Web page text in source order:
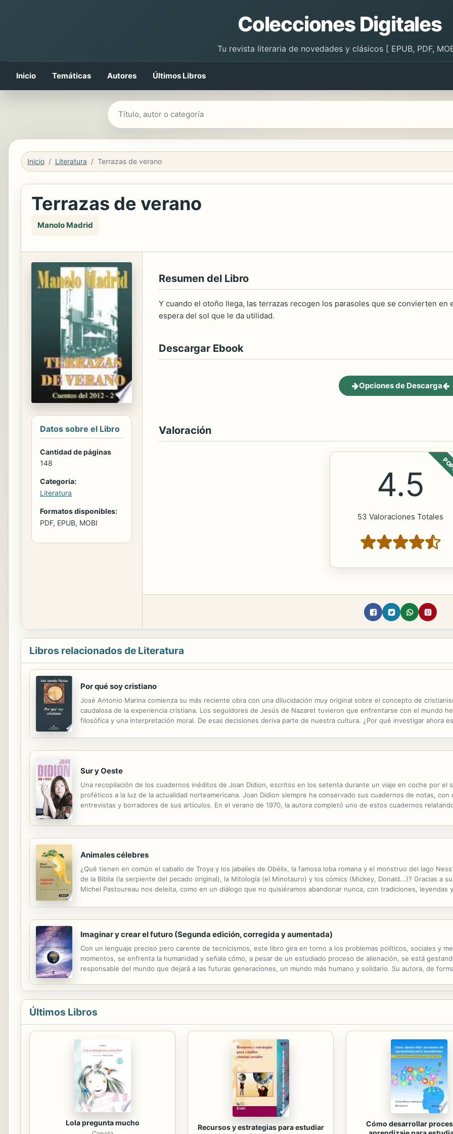
Colecciones Digitales
Tu revista literaria de novedades y clásicos [ EPUB, PDF,
Inicio Temáticas Autores Últimos Libros
Buscar libros
Inicio Literatura Terrazas de verano
Terrazas de verano
Manolo Madrid
Datos sobre el Libro
Cantidad de páginas
148
Categoría:
Literatura
Formatos disponibles:
PDF, EPUB, MOBI
Resumen del Libro
Y cuando el otoño llega, las terrazas recogen los parasoles que se convierten en
espera del sol que le da utilidad.
Descargar Ebook
Opciones de Descarga
Valoración
4.5
53 Valoraciones Totales
Libros relacionados de Literatura
Por qué soy cristiano
José Antonio Marina comienza su más reciente obra con una dilucidación muy original sobre el concepto de
caudalosa de la experiencia cristiana. Los seguidores de Jesús de Nazaret tuvieron que enfrentarse con el mundo
filosófica y una interpretación moral. De esas decisiones deriva parte de nuestra cultura. ¿Por qué investigar ahora
Sur y Oeste
Una recopilación de los cuadernos inéditos de Joan Didion, escritos en los setenta durante un viaje en coche por el
proféticos a la luz de la actualidad norteamericana. Joan Didion siempre ha conservado sus cuadernos de notas,
entrevistas y borradores de sus artículos. En el verano de 1970, la autora completó uno de estos cuadernos
Animales célebres
¿Qué tienen en común el caballo de Troya y los jabalíes de Obélix, la famosa loba romana y el monstruo del lago
de la Biblia (la serpiente del pecado original), la Mitología (el Minotauro) y los cómics (Mickey, Donald...)? Gracias a
Michel Pastoureau nos deleita, como en un diálogo que no quisiéramos abandonar nunca, con tradiciones, leyendas
Imaginar y crear el futuro (Segunda edición, corregida y aumentada)
Con un lenguaje preciso pero carente de tecnicismos, este libro gira en torno a los problemas políticos, sociales y
momentos, se enfrenta la humanidad y señala cómo, a pesar de un estudiado proceso de alienación, se está
responsable del mundo que dejará a las futuras generaciones, un mundo más humano y solidario. Su autora, de
Últimos Libros
Lola pregunta mucho
Recursos y estrategias para estudiar
Cómo desarrollar